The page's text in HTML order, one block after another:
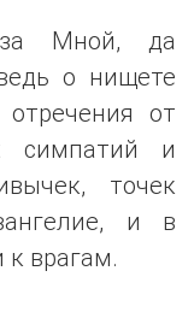
Мной, да
о нищете
от
симпатий и
точек
и в
к врагам.